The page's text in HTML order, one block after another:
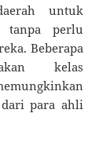
untuk
tanpa perlu
Beberapa
kelas
para ahli